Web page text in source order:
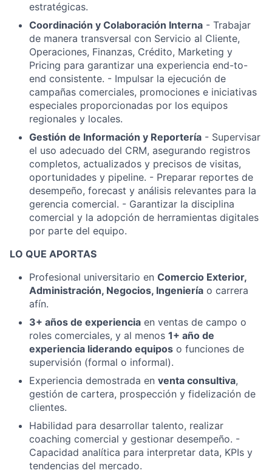
estratégicas.
Coordinación y Colaboración Interna - Trabajar
de manera transversal con Servicio al Cliente,
Operaciones, Finanzas, Crédito, Marketing y
Pricing para garantizar una experiencia end-to-
end consistente. - Impulsar la ejecución de
campañas comerciales, promociones e iniciativas
especiales proporcionadas por los equipos
regionales y locales.
Gestión de Información y Reportería - Supervisar
el uso adecuado del CRM, asegurando registros
completos, actualizados y precisos de visitas,
oportunidades y pipeline. - Preparar reportes de
desempeño, forecast y análisis relevantes para la
gerencia comercial. - Garantizar la disciplina
comercial y la adopción de herramientas digitales
por parte del equipo.
LO QUE APORTAS
Profesional universitario en Comercio Exterior,
Administración, Negocios, Ingeniería o carrera
afín.
3+ años de experiencia en ventas de campo o
roles comerciales, y al menos 1+ año de
experiencia liderando equipos o funciones de
supervisión (formal o informal).
Experiencia demostrada en venta consultiva,
gestión de cartera, prospección y fidelización de
clientes.
Habilidad para desarrollar talento, realizar
coaching comercial y gestionar desempeño. -
Capacidad analítica para interpretar data, KPIs y
tendencias del mercado.